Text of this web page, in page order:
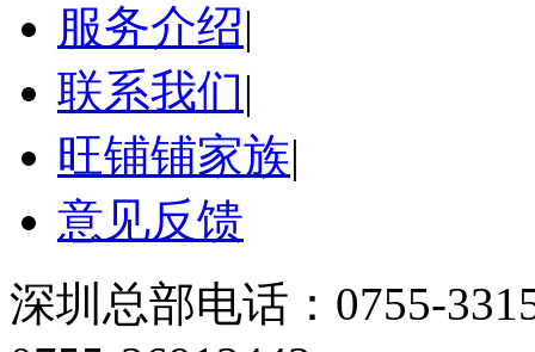
服务介绍|
联系我们|
旺铺铺家族|
意见反馈
深圳总部电话：0755-